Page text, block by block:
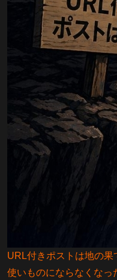
URL付きポストは地の
使いものにならなくなっ